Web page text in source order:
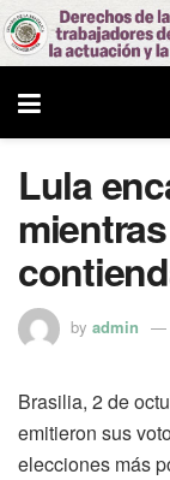
Lula
by admin
Brasilia, 2 de
emitieron sus
elecciones más